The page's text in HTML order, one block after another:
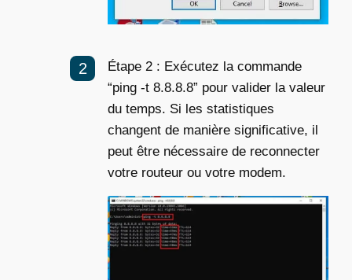
Étape 2 : Exécutez la commande
“ping -t 8.8.8.8” pour valider la valeur
du temps. Si les statistiques
changent de manière significative, il
peut être nécessaire de reconnecter
votre routeur ou votre modem.